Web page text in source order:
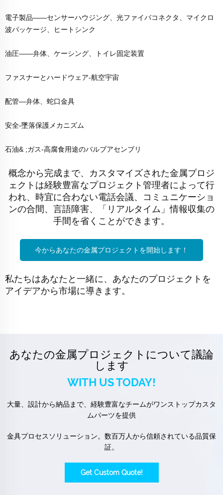
電子製品――センサーハウジング、光ファイバコネクタ、マイクロ
波パッケージ、ヒートシンク
油圧――弁体、ケーシング、トイレ固定装置
ファスナーとハードウェア-航空宇宙
配管―弁体、蛇口金具
安全-墜落保護メカニズム
石油& ;ガス-高腐食用途のバルブアセンブリ
概念から完成まで、カスタマイズされた金属プロジ
ェクトは経験豊富なプロジェクト管理者によって行
われ、時宜に合わない電話会議、コミュニケーショ
ンの合間、言語障害、「リアルタイム」情報収集の
手間を省くことができます。
今からあなたの金属プロジェクトを開始します！
私たちはあなたと一緒に、あなたのプロジェクトを
アイデアから市場に導きます。
あなたの金属プロジェクトについて議論
します
WITH US TODAY!
大量、設計から納品まで、経験豊富なチームがワンストップカスタ
ムパーツを提供
金具プロセスソリューション。数百万人から信頼されている品質保
証。
Get Custom Quote!